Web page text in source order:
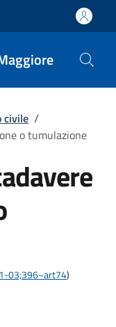
civile /
o tumulazione
03;396~art74)